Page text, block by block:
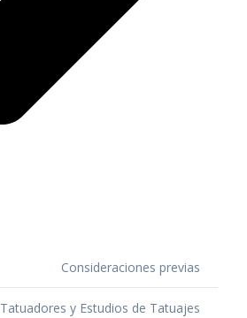
Consideraciones previas
Tatuadores y Estudios de Tatuajes